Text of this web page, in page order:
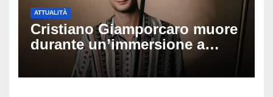
ATTUALITÀ
Cristiano Giamporcaro muore
durante un’immersione a
Lampedusa: aperta
un’inchiesta per omicidio